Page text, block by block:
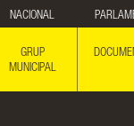
NACIONAL
GRUP
MUNICIPAL